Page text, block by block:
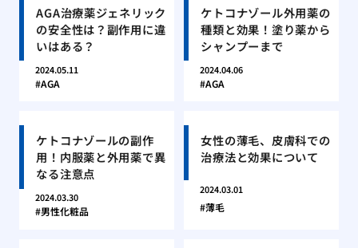
AGA治療薬ジェネリック
の安全性は？副作用に違
いはある？
2024.05.11
AGA
ケトコナゾール外用薬の
種類と効果！塗り薬から
シャンプーまで
2024.04.06
AGA
ケトコナゾールの副作
用！内服薬と外用薬で異
なる注意点
2024.03.30
男性化粧品
女性の薄毛、皮膚科での
治療法と効果について
2024.03.01
薄毛